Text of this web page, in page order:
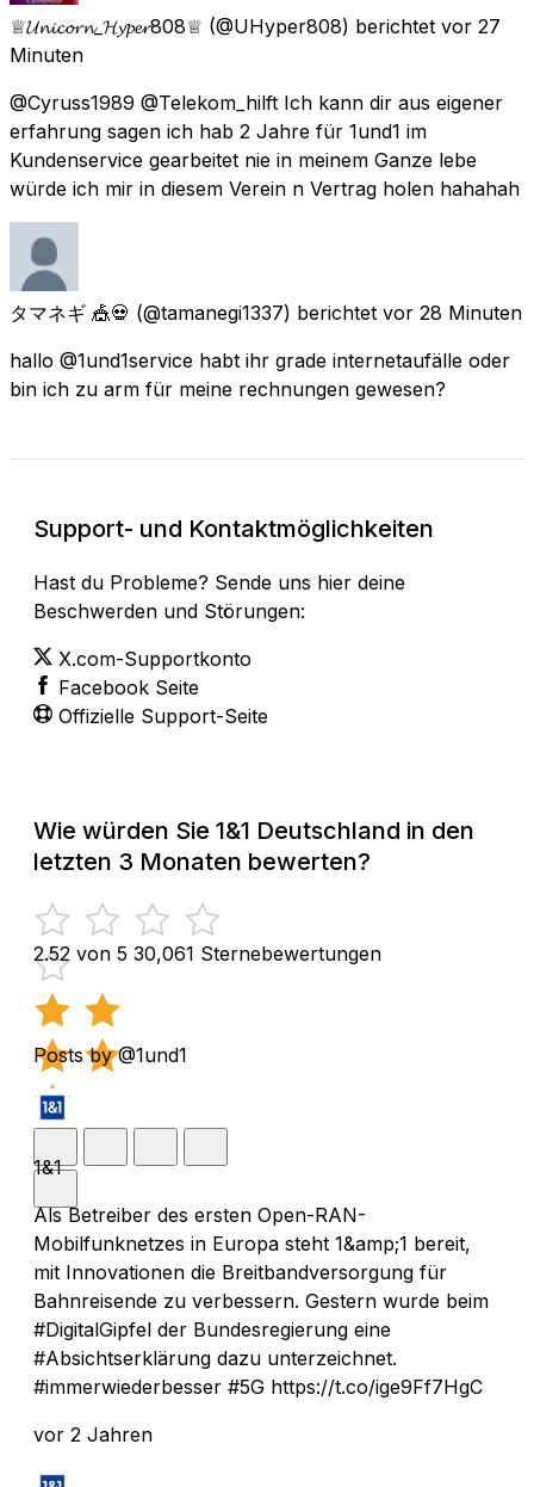
♕𝓤𝓷𝓲𝓬𝓸𝓻𝓷_𝓗𝔂𝓹𝓮𝓻808♕ (@UHyper808) berichtet vor 27
Minuten
@Cyruss1989 @Telekom_hilft Ich kann dir aus eigener
erfahrung sagen ich hab 2 Jahre für 1und1 im
Kundenservice gearbeitet nie in meinem Ganze lebe
würde ich mir in diesem Verein n Vertrag holen hahahah
タマネギ 🎪💀 (@tamanegi1337) berichtet vor 28 Minuten
hallo @1und1service habt ihr grade internetaufälle oder
bin ich zu arm für meine rechnungen gewesen?
Support- und Kontaktmöglichkeiten
Hast du Probleme? Sende uns hier deine
Beschwerden und Störungen:
X.com-Supportkonto
Facebook Seite
Offizielle Support-Seite
Wie würden Sie 1&1 Deutschland in den
letzten 3 Monaten bewerten?
2.52 von 5 30,061 Sternebewertungen
Posts by @1und1
1&1
Als Betreiber des ersten Open-RAN-
Mobilfunknetzes in Europa steht 1&amp;1 bereit,
mit Innovationen die Breitbandversorgung für
Bahnreisende zu verbessern. Gestern wurde beim
#DigitalGipfel der Bundesregierung eine
#Absichtserklärung dazu unterzeichnet.
#immerwiederbesser #5G https://t.co/ige9Ff7HgC
vor 2 Jahren